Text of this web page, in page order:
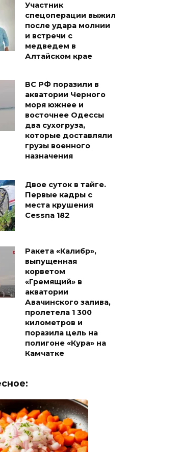
Участник
спецоперации выжил
после удара молнии
и встречи с
медведем в
Алтайском крае
ВС РФ поразили в
акватории Черного
моря южнее и
восточнее Одессы
два сухогруза,
которые доставляли
грузы военного
назначения
Двое суток в тайге.
Первые кадры с
места крушения
Cessna 182
Ракета «Калибр»,
выпущенная
корветом
«Гремящий» в
акватории
Авачинского залива,
пролетела 1 300
километров и
поразила цель на
полигоне «Кура» на
Камчатке